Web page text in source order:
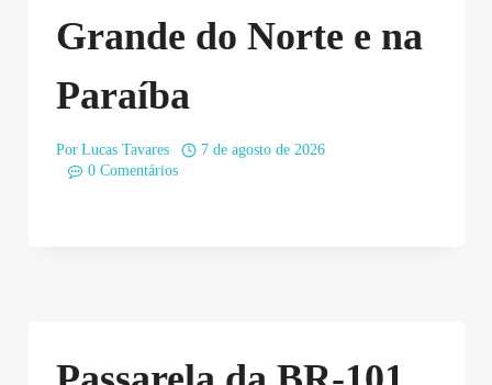
Grande do Norte e na
Paraíba
Por Lucas Tavares
7 de agosto de 2026
0 Comentários